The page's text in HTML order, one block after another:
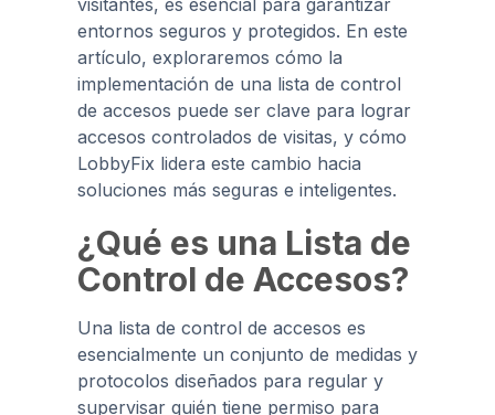
visitantes, es esencial para garantizar
entornos seguros y protegidos. En este
artículo, exploraremos cómo la
implementación de una lista de control
de accesos puede ser clave para lograr
accesos controlados de visitas, y cómo
LobbyFix lidera este cambio hacia
soluciones más seguras e inteligentes.
¿Qué es una Lista de
Control de Accesos?
Una lista de control de accesos es
esencialmente un conjunto de medidas y
protocolos diseñados para regular y
supervisar quién tiene permiso para